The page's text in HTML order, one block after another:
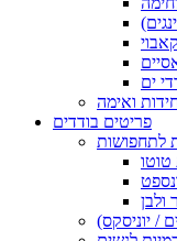
ים
ואימה
פריטים בודדים
לתחפושות
טוטו
ולבן
/ יוניסקס)